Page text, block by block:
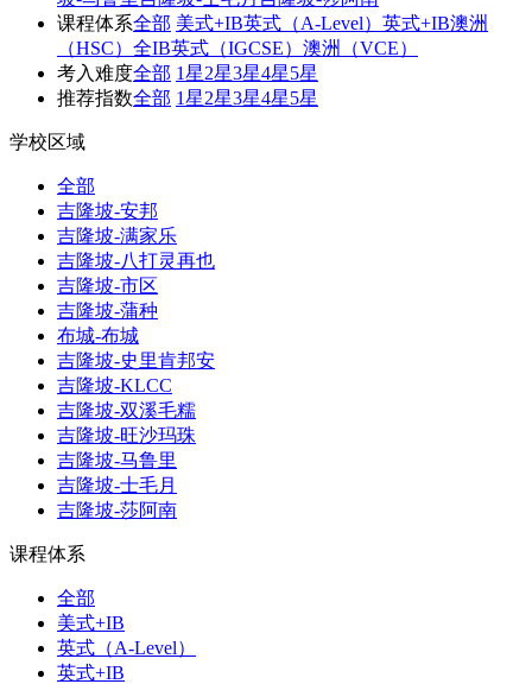
课程体系全部 美式+IB英式（A-Level） 英式+IB澳洲
（HSC） 全IB英式（IGCSE） 澳洲（VCE）
考入难度全部 1星2星3星4星5星
推荐指数全部 1星2星3星4星5星
学校区域
全部
吉隆坡-安邦
吉隆坡-满家乐
吉隆坡-八打灵再也
吉隆坡-市区
吉隆坡-蒲种
布城-布城
吉隆坡-史里肯邦安
吉隆坡-KLCC
吉隆坡-双溪毛糯
吉隆坡-旺沙玛珠
吉隆坡-马鲁里
吉隆坡-士毛月
吉隆坡-莎阿南
课程体系
全部
美式+IB
英式（A-Level）
英式+IB